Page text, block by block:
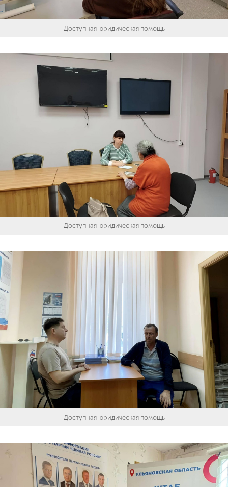
Доступная юридическая помощь
Доступная юридическая помощь
Доступная юридическая помощь